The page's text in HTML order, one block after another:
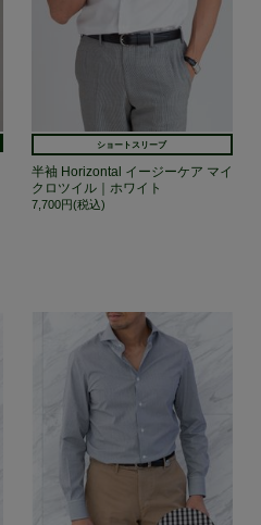
ショートスリーブ
半袖 Horizontal イージーケア マイ
クロツイル｜ホワイト
7,700円(税込)